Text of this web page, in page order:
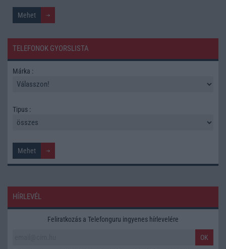
TELEFONOK GYORSLISTA
Márka :
Tipus :
HÍRLEVÉL
Feliratkozás a Telefonguru ingyenes hírlevelére
OK